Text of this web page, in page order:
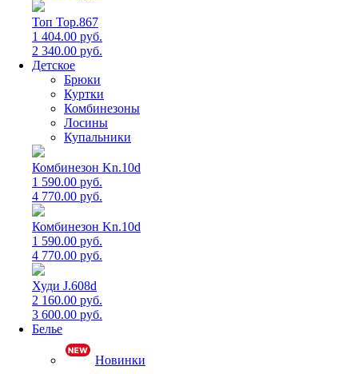
Топ Top.867
1 404.00 руб.
2 340.00 руб.
Детское
Брюки
Куртки
Комбинезоны
Лосины
Купальники
Комбинезон Kn.10d
1 590.00 руб.
4 770.00 руб.
Комбинезон Kn.10d
1 590.00 руб.
4 770.00 руб.
Худи J.608d
2 160.00 руб.
3 600.00 руб.
Белье
Новинки